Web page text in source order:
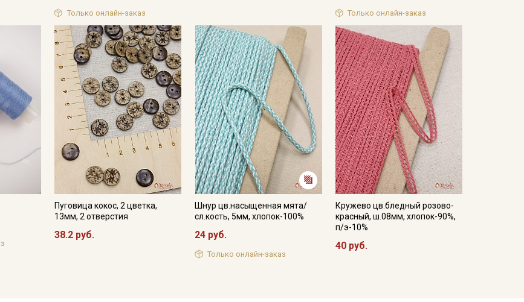
Только онлайн-заказ Только онлайн-заказ
Пуговица кокос, 2 цветка,
13мм, 2 отверстия
38.2 руб.
Шнур цв.насыщенная мята/
сл.кость, 5мм, хлопок-100%
24 руб.
Только онлайн-заказ
Кружево цв.бледный розово-
красный, ш.08мм, хлопок-90%,
п/э-10%
40 руб.